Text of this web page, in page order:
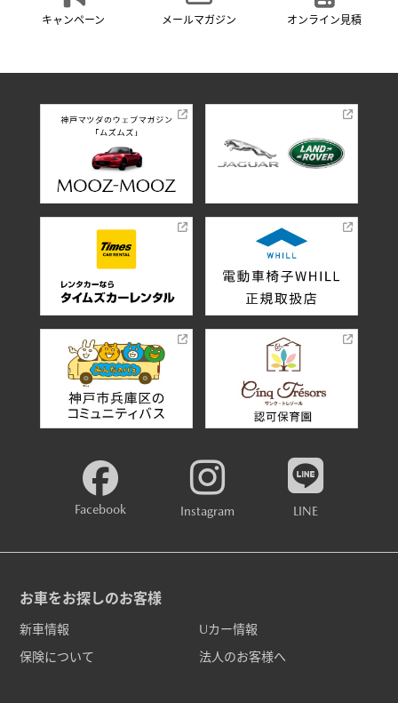
キャンペーン メールマガジン オンライン見積
Facebook Instagram LINE
お車をお探しのお客様
新車情報
Uカー情報
保険について
法人のお客様へ